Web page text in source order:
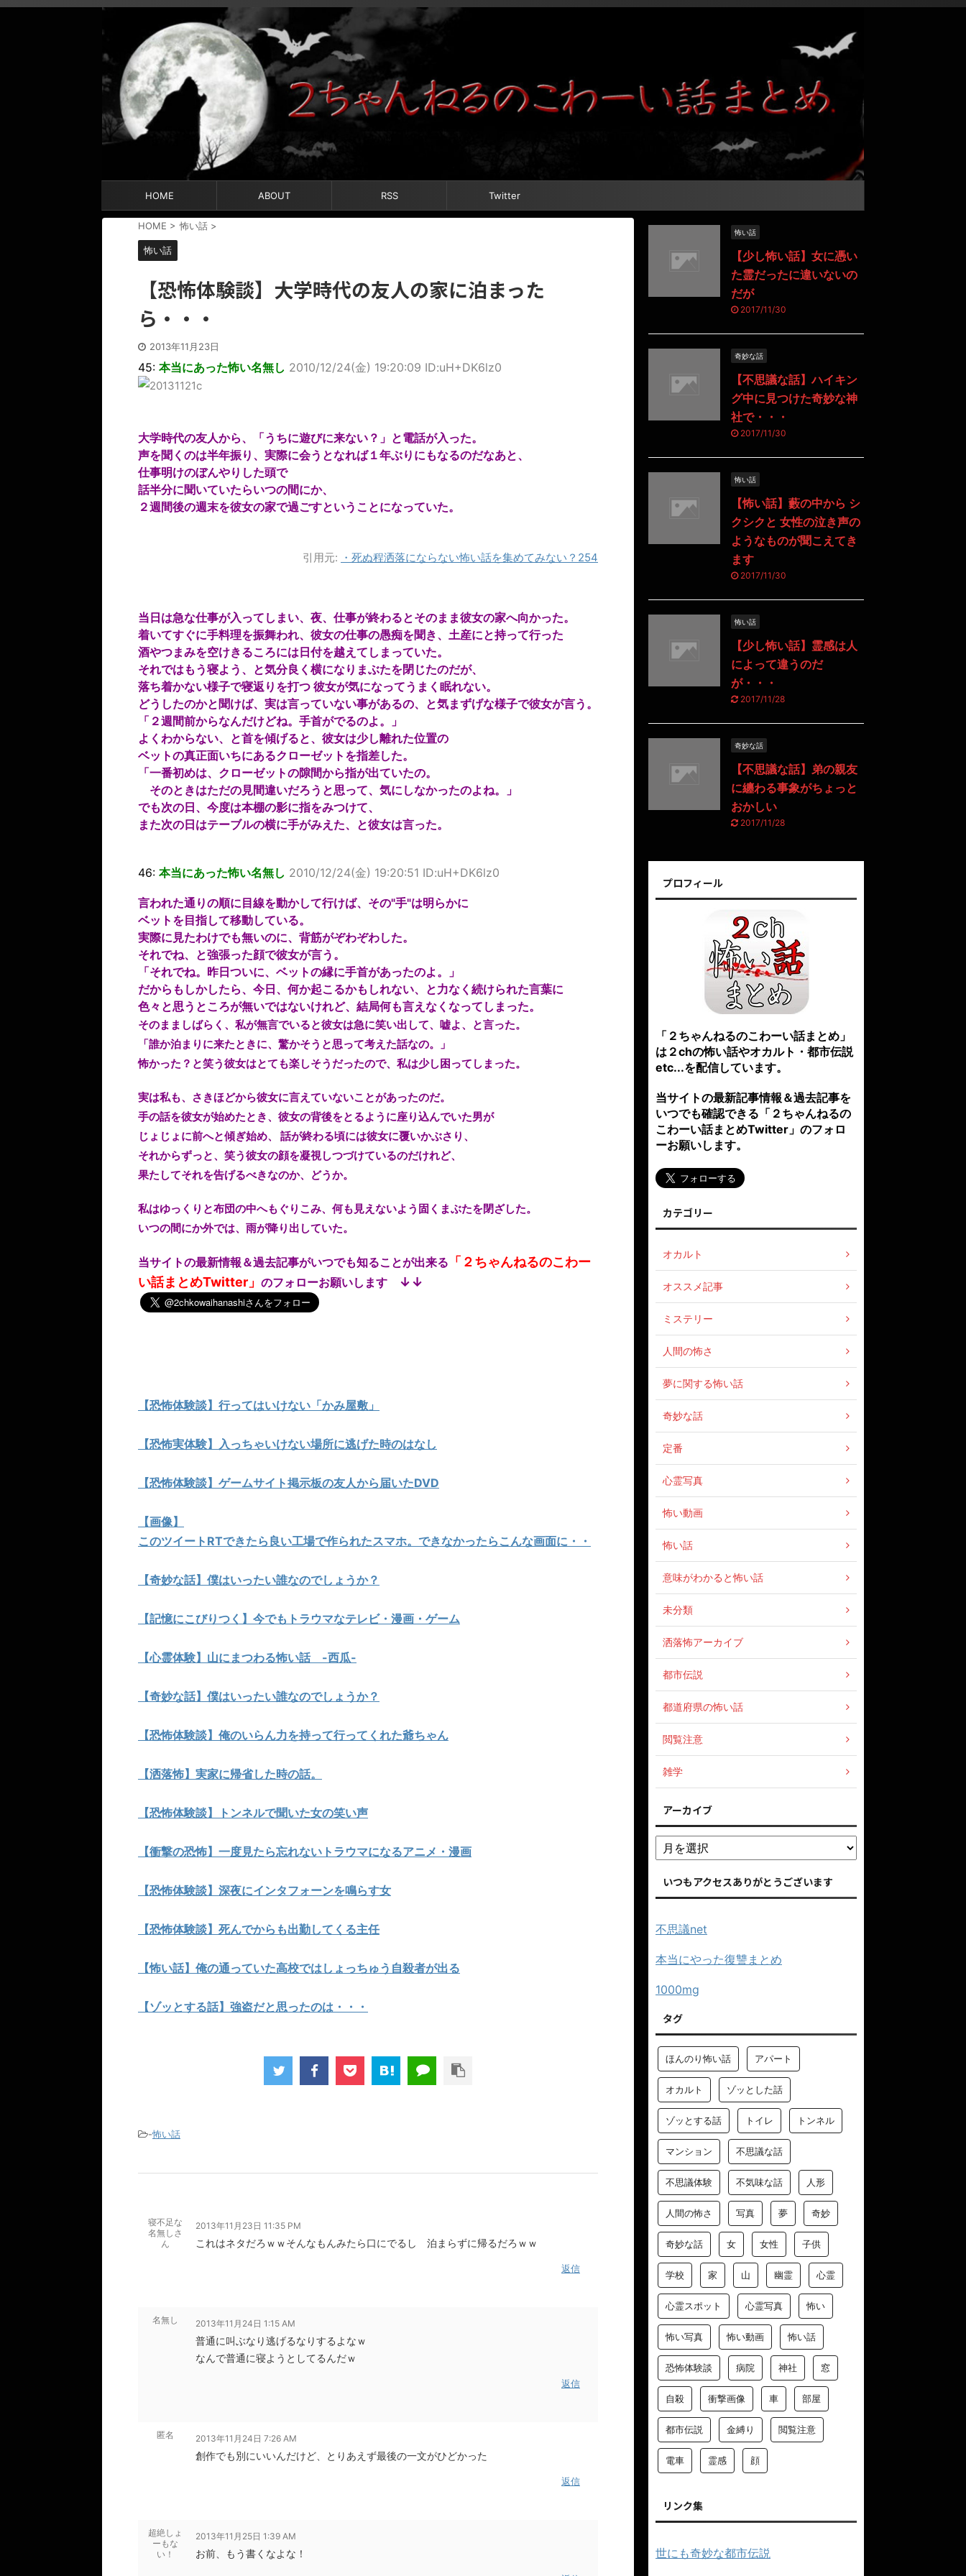
HOME ABOUT RSS Twitter
HOME > 怖い話 >
怖い話
【恐怖体験談】大学時代の友人の家に泊まった
ら・・・
2013年11月23日
45: 本当にあった怖い名無し 2010/12/24(金) 19:20:09 ID:uH+DK6lz0
大学時代の友人から、「うちに遊びに来ない？」と電話が入った。
声を聞くのは半年振り、実際に会うとなれば１年ぶりにもなるのだなあと、
仕事明けのぼんやりした頭で
話半分に聞いていたらいつの間にか、
２週間後の週末を彼女の家で過ごすということになっていた。
引用元: ・ 死ぬ程洒落にならない怖い話を集めてみない？254
当日は急な仕事が入ってしまい、夜、仕事が終わるとそのまま彼女の家へ向かった。
着いてすぐに手料理を振舞われ、彼女の仕事の愚痴を聞き、土産にと持って行った
酒やつまみを空けきるころには日付を越えてしまっていた。
それではもう寝よう、と気分良く横になりまぶたを閉じたのだが、
落ち着かない様子で寝返りを打つ 彼女が気になってうまく眠れない。
どうしたのかと聞けば、実は言っていない事があるの、と気まずげな様子で彼女が言う。
「２週間前からなんだけどね。手首がでるのよ。」
よくわからない、と首を傾げると、彼女は少し離れた位置の
ベットの真正面いちにあるクローゼットを指差した。
「一番初めは、クローゼットの隙間から指が出ていたの。
そのときはただの見間違いだろうと思って、気にしなかったのよね。」
でも次の日、今度は本棚の影に指をみつけて、
また次の日はテーブルの横に手がみえた、と彼女は言った。
46: 本当にあった怖い名無し 2010/12/24(金) 19:20:51 ID:uH+DK6lz0
言われた通りの順に目線を動かして行けば、その"手"は明らかに
ベットを目指して移動している。
実際に見たわけでも無いのに、背筋がぞわぞわした。
それでね、と強張った顔で彼女が言う。
「それでね。昨日ついに、ベットの縁に手首があったのよ。」
だからもしかしたら、今日、何か起こるかもしれない、と力なく続けられた言葉に
色々と思うところが無いではないけれど、結局何も言えなくなってしまった。
そのまましばらく、私が無言でいると彼女は急に笑い出して、嘘よ、と言った。
「誰か泊まりに来たときに、驚かそうと思って考えた話なの。」
怖かった？と笑う彼女はとても楽しそうだったので、私は少し困ってしまった。
実は私も、さきほどから彼女に言えていないことがあったのだ。
手の話を彼女が始めたとき、彼女の背後をとるように座り込んでいた男が
じょじょに前へと傾ぎ始め、 話が終わる頃には彼女に覆いかぶさり、
それからずっと、笑う彼女の顔を凝視しつづけているのだけれど、
果たしてそれを告げるべきなのか、どうか。
私はゆっくりと布団の中へもぐりこみ、何も見えないよう固くまぶたを閉ざした。
いつの間にか外では、雨が降り出していた。
当サイトの最新情報＆過去記事がいつでも知ることが出来る 「２ちゃんねるのこわー
い話まとめTwitter」 のフォローお願いします ↓↓
【恐怖体験談】行ってはいけない「かみ屋敷」
【恐怖実体験】入っちゃいけない場所に逃げた時のはなし
【恐怖体験談】ゲームサイト掲示板の友人から届いたDVD
【画像】
このツイートRTできたら良い工場で作られたスマホ。できなかったらこんな画面に・・
【奇妙な話】僕はいったい誰なのでしょうか？
【記憶にこびりつく】今でもトラウマなテレビ・漫画・ゲーム
【心霊体験】山にまつわる怖い話 -西瓜-
【奇妙な話】僕はいったい誰なのでしょうか？
【恐怖体験談】俺のいらん力を持って行ってくれた爺ちゃん
【洒落怖】実家に帰省した時の話。
【恐怖体験談】トンネルで聞いた女の笑い声
【衝撃の恐怖】一度見たら忘れないトラウマになるアニメ・漫画
【恐怖体験談】深夜にインタフォーンを鳴らす女
【恐怖体験談】死んでからも出勤してくる主任
【怖い話】俺の通っていた高校ではしょっちゅう自殺者が出る
【ゾッとする話】強盗だと思ったのは・・・
-怖い話
寝不足な
名無しさ
ん
2013年11月23日 11:35 PM
これはネタだろｗｗそんなもんみたら口にでるし 泊まらずに帰るだろｗｗ
返信
名無し 2013年11月24日 1:15 AM
普通に叫ぶなり逃げるなりするよなｗ
なんで普通に寝ようとしてるんだｗ
返信
匿名 2013年11月24日 7:26 AM
創作でも別にいいんだけど、とりあえず最後の一文がひどかった
返信
超絶しょ
ーもな
い！
2013年11月25日 1:39 AM
お前、もう書くなよな！
怖い話
【少し怖い話】女に憑い
た霊だったに違いないの
だが
2017/11/30
奇妙な話
【不思議な話】ハイキン
グ中に見つけた奇妙な神
社で・・・
2017/11/30
怖い話
【怖い話】藪の中から シ
クシクと 女性の泣き声の
ようなものが聞こえてき
ます
2017/11/30
怖い話
【少し怖い話】霊感は人
によって違うのだ
が・・・
2017/11/28
奇妙な話
【不思議な話】弟の親友
に纏わる事象がちょっと
おかしい
2017/11/28
プロフィール
「２ちゃんねるのこわーい話まとめ」
は２chの怖い話やオカルト・都市伝説
etc...を配信しています。
当サイトの最新記事情報＆過去記事を
いつでも確認できる「２ちゃんねるの
こわーい話まとめTwitter」のフォロ
ーお願いします。
カテゴリー
オカルト
オススメ記事
ミステリー
人間の怖さ
夢に関する怖い話
奇妙な話
定番
心霊写真
怖い動画
怖い話
意味がわかると怖い話
未分類
洒落怖アーカイブ
都市伝説
都道府県の怖い話
閲覧注意
雑学
アーカイブ
いつもアクセスありがとうございます
不思議net
本当にやった復讐まとめ
1000mg
タグ
ほんのり怖い話 アパート
オカルト ゾッとした話
ゾッとする話 トイレ トンネル
マンション 不思議な話
不思議体験 不気味な話 人形
人間の怖さ 写真 夢 奇妙
奇妙な話 女 女性 子供
学校 家 山 幽霊 心霊
心霊スポット 心霊写真 怖い
怖い写真 怖い動画 怖い話
恐怖体験談 病院 神社 窓
自殺 衝撃画像 車 部屋
都市伝説 金縛り 閲覧注意
電車 霊感 顔
リンク集
世にも奇妙な都市伝説